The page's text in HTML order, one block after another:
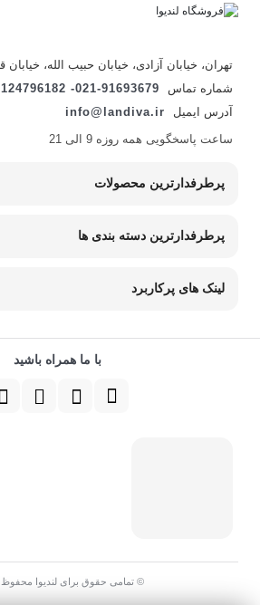
تهران، خیابان آزادی، خیابان حبیب الله، خیابان
شماره تماس
021-91693679- 09124796182
آدرس ایمیل
info@landiva.ir
ساعت پاسخگویی همه روزه 9 الی 21
پرطرفدارترین محصولات
پرطرفدارترین دسته بندی ها
لینک های پرکاربرد
با ما همراه باشید
© تمامی حقوق برای لندیوا محفوظ